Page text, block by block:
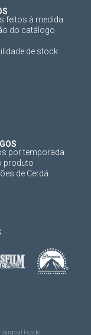
feitos à medida
do catálogo
de stock
por temporada
produto
de Cerdá
cargo al Fondo